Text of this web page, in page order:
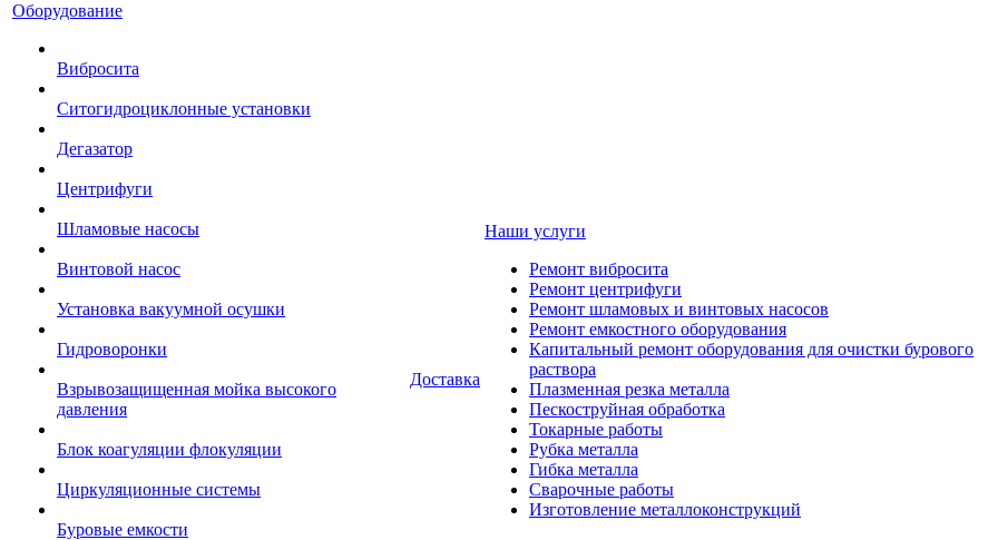
Оборудование
Вибросита
Ситогидроциклонные установки
Дегазатор
Центрифуги
Шламовые насосы
Винтовой насос
Установка вакуумной осушки
Гидроворонки
Взрывозащищенная мойка высокого
давления
Блок коагуляции флокуляции
Циркуляционные системы
Буровые емкости
Доставка
Наши услуги
Ремонт вибросита
Ремонт центрифуги
Ремонт шламовых и винтовых насосов
Ремонт емкостного оборудования
Капитальный ремонт оборудования для очистки бурового
раствора
Плазменная резка металла
Пескоструйная обработка
Токарные работы
Рубка металла
Гибка металла
Сварочные работы
Изготовление металлоконструкций